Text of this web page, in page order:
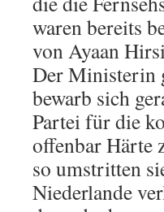
waren bereits
von Ayaan
Der Ministerin
bewarb sich
Partei für die
offenbar Härte
so umstritten
Niederlande